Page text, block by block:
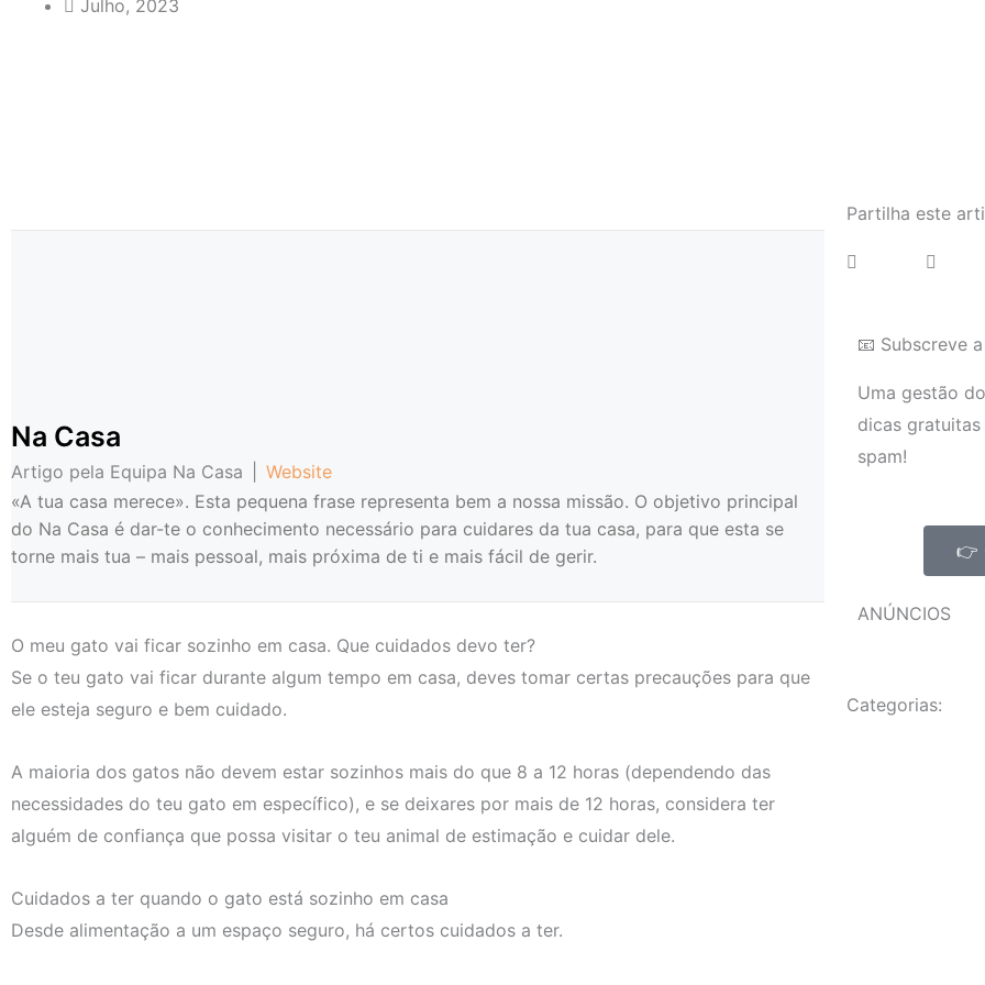
Julho, 2023
Na Casa
Artigo pela Equipa Na Casa
Website
«A tua casa merece». Esta pequena frase representa bem a nossa missão. O objetivo principal
do Na Casa é dar-te o conhecimento necessário para cuidares da tua casa, para que esta se
torne mais tua – mais pessoal, mais próxima de ti e mais fácil de gerir.
O meu gato vai ficar sozinho em casa. Que cuidados devo ter?
Se o teu gato vai ficar durante algum tempo em casa, deves tomar certas precauções para que
ele esteja seguro e bem cuidado.
A maioria dos gatos não devem estar sozinhos mais do que 8 a 12 horas (dependendo das
necessidades do teu gato em específico), e se deixares por mais de 12 horas, considera ter
alguém de confiança que possa visitar o teu animal de estimação e cuidar dele.
Cuidados a ter quando o gato está sozinho em casa
Desde alimentação a um espaço seguro, há certos cuidados a ter.
Partilha este
📧 Subscreve
Uma gestão
dicas
spam!
👉
ANÚNCIOS
Categorias: